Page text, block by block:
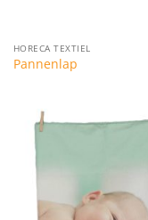
HORECA TEXTIEL
Pannenlap